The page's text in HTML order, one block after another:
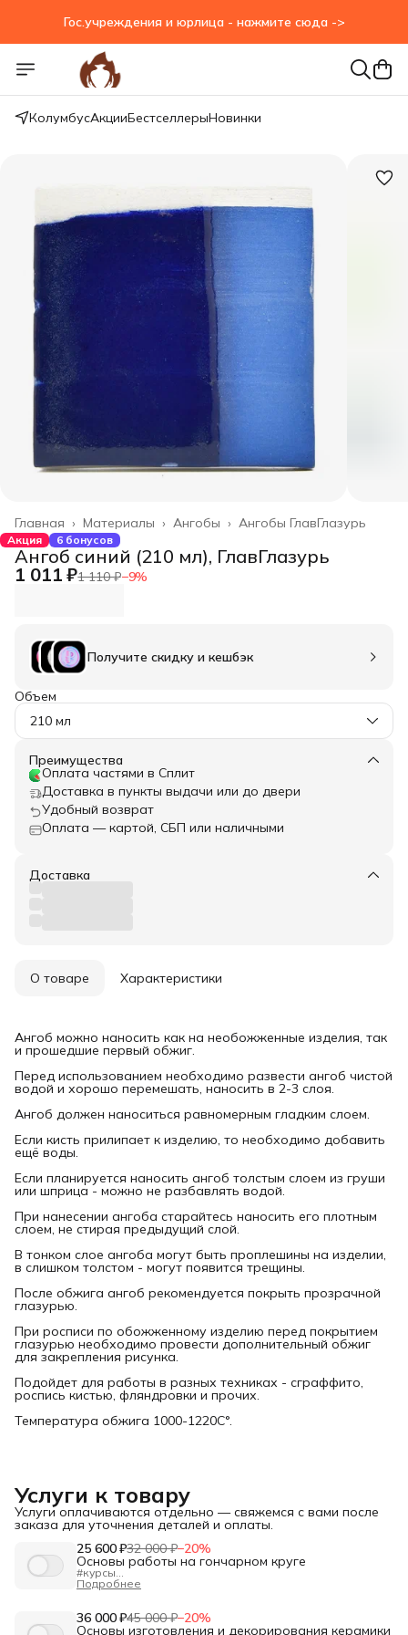
КолумбусАкцииБестселлерыНовинки
Ангобы ГлавГлазурь
Ангобы ›
Материалы ›
Главная ›
Акция 6 бонусов
Ангоб синий (210 мл), ГлавГлазурь
1 011 ₽1 110 ₽−9%
Получите скидку и кешбэк
Объем
210 мл
Преимущества
Оплата частями в Сплит
Доставка в пункты выдачи или до двери
Удобный возврат
Оплата — картой, СБП или наличными
Доставка
О товаре Характеристики
Ангоб можно наносить как на необожженные изделия, так
и прошедшие первый обжиг.
Перед использованием необходимо развести ангоб чистой
водой и хорошо перемешать, наносить в 2-3 слоя.
Ангоб должен наноситься равномерным гладким слоем.
Если кисть прилипает к изделию, то необходимо добавить
ещё воды.
Если планируется наносить ангоб толстым слоем из груши
или шприца - можно не разбавлять водой.
При нанесении ангоба старайтесь наносить его плотным
слоем, не стирая предыдущий слой.
В тонком слое ангоба могут быть проплешины на изделии,
в слишком толстом - могут появится трещины.
После обжига ангоб рекомендуется покрыть прозрачной
глазурью.
При росписи по обожженному изделию перед покрытием
глазурью необходимо провести дополнительный обжиг
для закрепления рисунка.
Подойдет для работы в разных техниках - сграффито,
роспись кистью, фляндровки и прочих.
Температура обжига 1000-1220С°.
Услуги к товару
Услуги оплачиваются отдельно — свяжемся с вами после
заказа для уточнения деталей и оплаты.
25 600 ₽32 000 ₽−20%
Основы работы на гончарном круге
#курсы
"Изучение основ гончарного формообразования.
Простые предметы. Тиражирование"
Формат:очно в Санкт-Петербурге, днём или вечером.
Для кого: Для начинающих, кто хочет освоить гончарное
Подробнее
36 000 ₽45 000 ₽−20%
Основы изготовления и декорирования керамики